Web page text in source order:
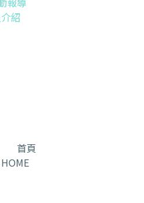
紹
首頁
HOME